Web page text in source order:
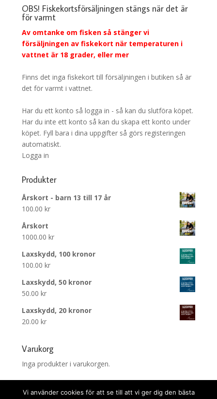
OBS! Fiskekortsförsäljningen stängs när det är
för varmt
Av omtanke om fisken så stänger vi
försäljningen av fiskekort när temperaturen i
vattnet är 18 grader, eller mer
Finns det inga fiskekort till försäljningen i butiken så är
det för varmt i vattnet.
Har du ett konto så logga in - så kan du slutföra köpet.
Har du inte ett konto så kan du skapa ett konto under
köpet. Fyll bara i dina uppgifter så görs registeringen
automatiskt.
Logga in
Produkter
Årskort - barn 13 till 17 år
100.00 kr
Årskort
1000.00 kr
Laxskydd, 100 kronor
100.00 kr
Laxskydd, 50 kronor
50.00 kr
Laxskydd, 20 kronor
20.00 kr
Varukorg
Inga produkter i varukorgen.
Vi använder cookies för att se till att vi ger dig den bästa